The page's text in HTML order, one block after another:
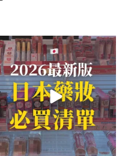
2026🇯🇵日本藥妝店必買什麼
日本最近紅什麼？...
123 20